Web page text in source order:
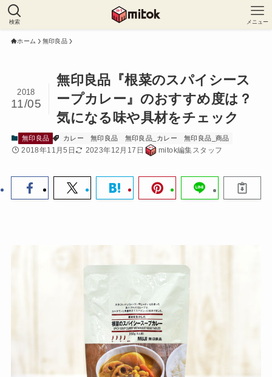
検索 メニュー
ホーム 無印良品
無印良品『根菜のスパイシース
ープカレー』のおすすめ度は？
気になる味や具材をチェック
2018
11/05
無印良品 カレー 無印良品 無印良品_カレー 無印良品_商品
2018年11月5日 2023年12月17日 mitok編集スタッフ